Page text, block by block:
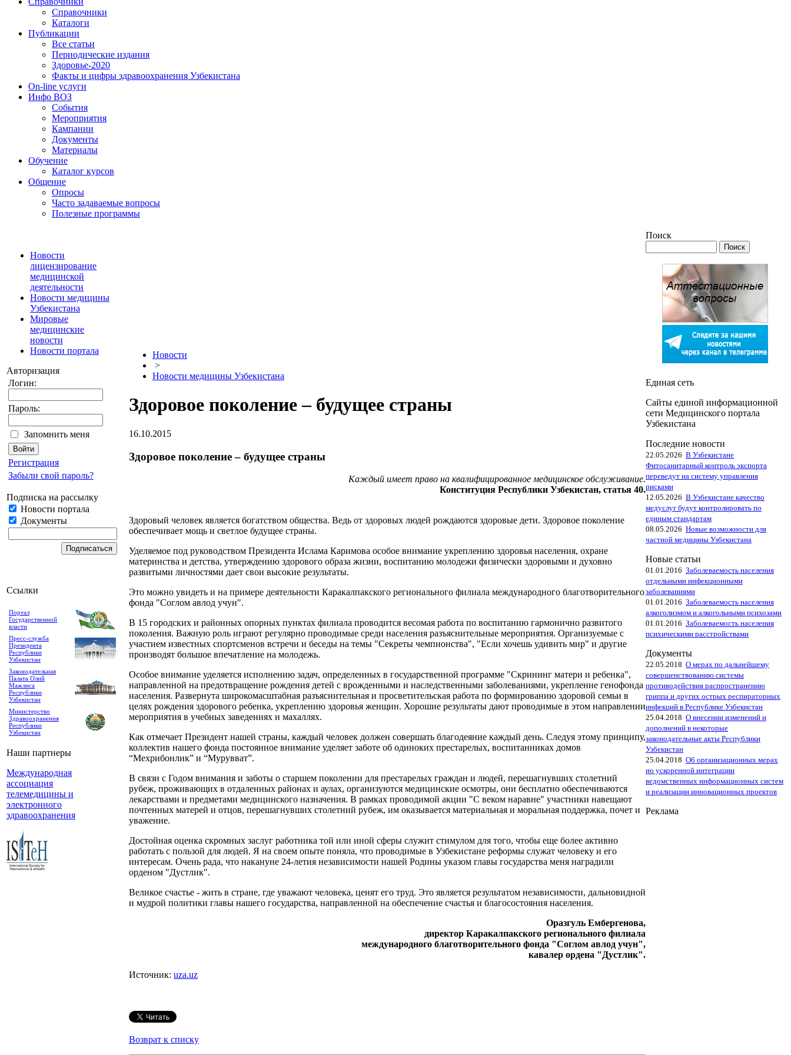
Справочники
Каталоги
Публикации
Все статьи
Периодические издания
Здоровье-2020
Факты и цифры здравоохранения Узбекистана
On-line услуги
Инфо ВОЗ
События
Мероприятия
Кампании
Документы
Материалы
Обучение
Каталог курсов
Общение
Опросы
Часто задаваемые вопросы
Полезные программы
Новости
лицензирование
медицинской
деятельности
Новости медицины
Узбекистана
Мировые
медицинские
новости
Новости портала
Авторизация
Логин:
Пароль:
Запомнить меня
Регистрация
Забыли свой пароль?
Подписка на рассылку
Новости портала
Документы
Ссылки
Портал
Государственной
власти
Пресс-служба
Президента
Республики
Узбекистан
Законодательная
Палата Олий
Мажлиса
Республики
Узбекистан
Министерство
Здравоохранения
Республики
Узбекистан
Наши партнеры
Международная
ассоциация
телемедицины и
электронного
здравоохранения
Новости
>
Новости медицины Узбекистана
Здоровое поколение – будущее страны
16.10.2015
Здоровое поколение – будущее страны
Каждый имеет право на квалифицированное медицинское обслуживание.
Конституция Республики Узбекистан, статья 40.
Здоровый человек является богатством общества. Ведь от здоровых людей рождаются здоровые дети. Здоровое поколение
обеспечивает мощь и светлое будущее страны.
Уделяемое под руководством Президента Ислама Каримова особое внимание укреплению здоровья населения, охране
материнства и детства, утверждению здорового образа жизни, воспитанию молодежи физически здоровыми и духовно
развитыми личностями дает свои высокие результаты.
Это можно увидеть и на примере деятельности Каракалпакского регионального филиала международного благотворительного
фонда "Соглом авлод учун".
В 15 городских и районных опорных пунктах филиала проводится весомая работа по воспитанию гармонично развитого
поколения. Важную роль играют регулярно проводимые среди населения разъяснительные мероприятия. Организуемые с
участием известных спортсменов встречи и беседы на темы "Секреты чемпионства", "Если хочешь удивить мир" и другие
производят большое впечатление на молодежь.
Особое внимание уделяется исполнению задач, определенных в государственной программе "Скрининг матери и ребенка",
направленной на предотвращение рождения детей с врожденными и наследственными заболеваниями, укрепление генофонда
населения. Развернута широкомасштабная разъяснительная и просветительская работа по формированию здоровой семьи в
целях рождения здорового ребенка, укреплению здоровья женщин. Хорошие результаты дают проводимые в этом направлении
мероприятия в учебных заведениях и махаллях.
Как отмечает Президент нашей страны, каждый человек должен совершать благодеяние каждый день. Следуя этому принципу,
коллектив нашего фонда постоянное внимание уделяет заботе об одиноких престарелых, воспитанниках домов
“Мехрибонлик” и “Мурувват”.
В связи с Годом внимания и заботы о старшем поколении для престарелых граждан и людей, перешагнувших столетний
рубеж, проживающих в отдаленных районах и аулах, организуются медицинские осмотры, они бесплатно обеспечиваются
лекарствами и предметами медицинского назначения. В рамках проводимой акции "С веком наравне" участники навещают
почтенных матерей и отцов, перешагнувших столетний рубеж, им оказывается материальная и моральная поддержка, почет и
уважение.
Достойная оценка скромных заслуг работника той или иной сферы служит стимулом для того, чтобы еще более активно
работать с пользой для людей. Я на своем опыте поняла, что проводимые в Узбекистане реформы служат человеку и его
интересам. Очень рада, что накануне 24-летия независимости нашей Родины указом главы государства меня наградили
орденом "Дустлик".
Великое счастье - жить в стране, где уважают человека, ценят его труд. Это является результатом независимости, дальновидной
и мудрой политики главы нашего государства, направленной на обеспечение счастья и благосостояния населения.
Оразгуль Ембергенова,
директор Каракалпакского регионального филиала
международного благотворительного фонда "Соглом авлод учун",
кавалер ордена "Дустлик".
Источник: uza.uz
Возврат к списку
Поиск
Единая сеть
Сайты единой информационной
сети Медицинского портала
Узбекистана
Последние новости
22.05.2026 В Узбекистане
Фитосанитарный контроль экспорта
переведут на систему управления
рисками
12.05.2026 В Узбекистане качество
медуслуг будут контролировать по
единым стандартам
08.05.2026 Новые возможности для
частной медицины Узбекистана
Новые статьи
01.01.2016 Заболеваемость населения
отдельными инфекционными
заболеваниями
01.01.2016 Заболеваемость населения
алкоголизмом и алкогольными психозами
01.01.2016 Заболеваемость населения
психическими расстройствами
Документы
22.05.2018 О мерах по дальнейшему
совершенствованию системы
противодействия распространению
гриппа и других острых респираторных
инфекций в Республике Узбекистан
25.04.2018 О внесении изменений и
дополнений в некоторые
законодательные акты Республики
Узбекистан
25.04.2018 Об организационных мерах
но ускоренной интеграции
ведомственных информационных систем
и реализации инновационных проектов
Реклама